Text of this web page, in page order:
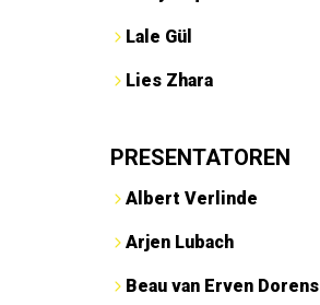
Lale Gül
Lies Zhara
PRESENTATOREN
Albert Verlinde
Arjen Lubach
Beau van Erven Dorens